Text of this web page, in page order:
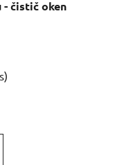
- čistič oken